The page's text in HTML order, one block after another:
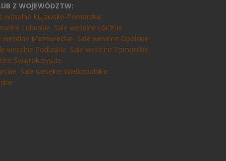
Z WOJEWÓDZTW:
weselne Kujawsko-Pomorskie
Lubuskie Sale weselne Łódzkie
weselne Mazowieckie Sale weselne Opolskie
weselne Podlaskie Sale weselne Pomorskie
Świętokrzyskie
Sale weselne Wielkopolskie